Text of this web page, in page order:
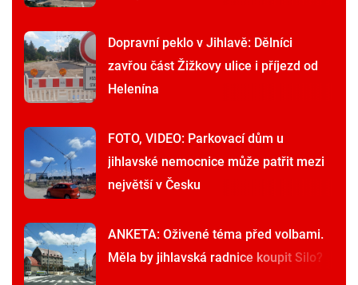
Dopravní peklo v Jihlavě: Dělníci
zavřou část Žižkovy ulice i příjezd od
Helenína
FOTO, VIDEO: Parkovací dům u
jihlavské nemocnice může patřit mezi
největší v Česku
ANKETA: Oživené téma před volbami.
Měla by jihlavská radnice koupit Silo?